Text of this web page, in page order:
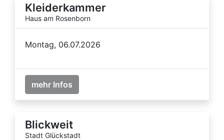
Kleiderkammer
Haus am Rosenborn
Montag, 06.07.2026
mehr Infos
Blickweit
Stadt Glückstadt